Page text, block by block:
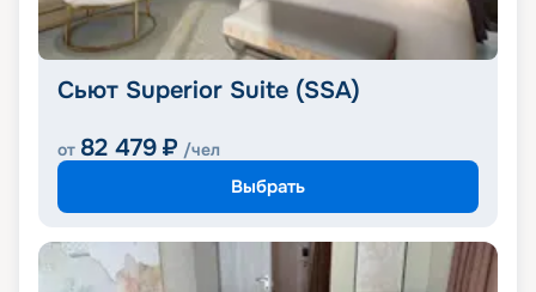
Сьют Superior Suite (SSA)
от 82 479 ₽ /чел
Выбрать